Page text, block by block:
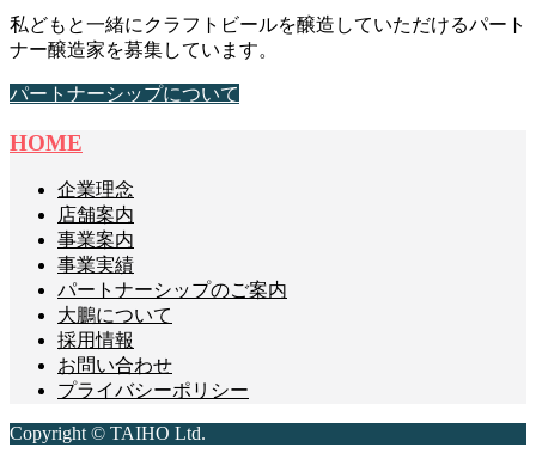
私どもと一緒にクラフトビールを醸造していただけるパート
ナー醸造家を募集しています。
パートナーシップについて
HOME
企業理念
店舗案内
事業案内
事業実績
パートナーシップのご案内
大鵬について
採用情報
お問い合わせ
プライバシーポリシー
Copyright © TAIHO Ltd.